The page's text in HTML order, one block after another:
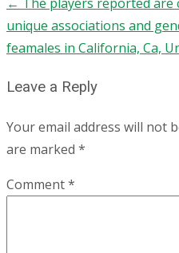
unique associations and
feamales in California, Ca,
Leave a Reply
Your email address will not
are marked *
Comment*